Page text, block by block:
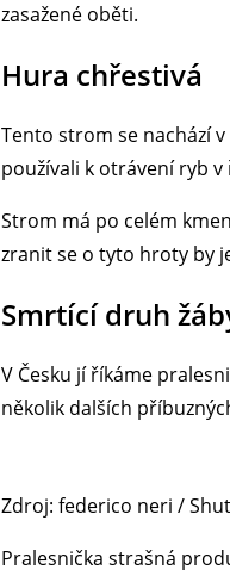
zasažené oběti.
Hura chřestivá
Tento strom se nachází
používali k otrávení ryb v
Strom má po celém
zranit se o tyto hroty by
Smrtící druh
V Česku jí říkáme
několik dalších
Zdroj: federico neri /
Pralesnička strašná